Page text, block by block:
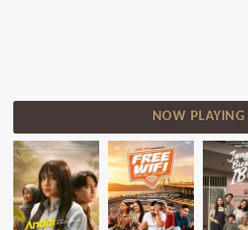
NOW PLAYING